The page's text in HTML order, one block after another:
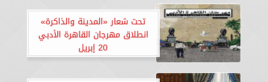
تحت شعار «المدينة والذاكرة»
انطلاق مهرجان القاهرة الأدبي
20 إبريل